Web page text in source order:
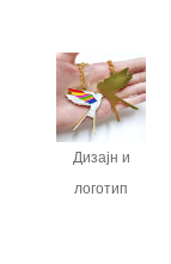
Дизајн и
логотип